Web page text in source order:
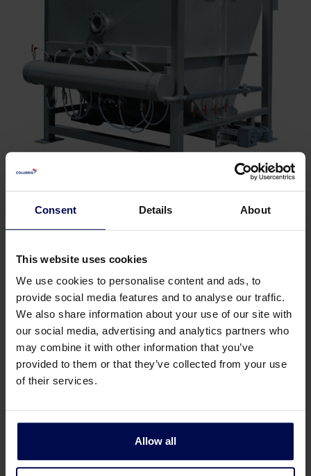
Consent Details About
This website uses cookies
We use cookies to personalise content and ads, to
provide social media features and to analyse our traffic.
We also share information about your use of our site with
our social media, advertising and analytics partners who
may combine it with other information that you’ve
provided to them or that they’ve collected from your use
of their services.
Allow all
Opciones y aplicaciones
tipicas del KWF
Optiones
• Sistema automático de limpieza de difusores de
microburbujas, garantizando un funcionamiento
sin obstrucciones
• Materiales de construcción distintos al acero
• Cubierta bisagras de acero inoxidable